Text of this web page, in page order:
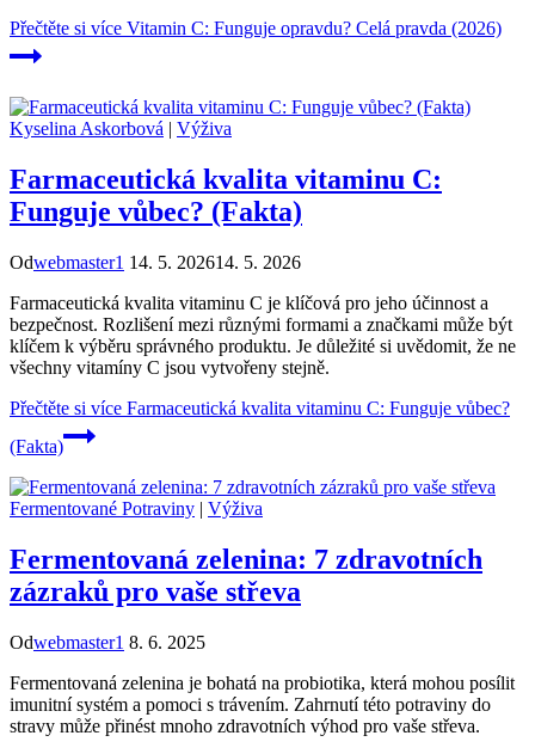
Přečtěte si více Vitamin C: Funguje opravdu? Celá pravda (2026)
Kyselina Askorbová | Výživa
Farmaceutická kvalita vitaminu C:
Funguje vůbec? (Fakta)
Odwebmaster1 14. 5. 202614. 5. 2026
Farmaceutická kvalita vitaminu C je klíčová pro jeho účinnost a
bezpečnost. Rozlišení mezi různými formami a značkami může být
klíčem k výběru správného produktu. Je důležité si uvědomit, že ne
všechny vitamíny C jsou vytvořeny stejně.
Přečtěte si více Farmaceutická kvalita vitaminu C: Funguje vůbec?
(Fakta)
Fermentované Potraviny | Výživa
Fermentovaná zelenina: 7 zdravotních
zázraků pro vaše střeva
Odwebmaster1 8. 6. 2025
Fermentovaná zelenina je bohatá na probiotika, která mohou posílit
imunitní systém a pomoci s trávením. Zahrnutí této potraviny do
stravy může přinést mnoho zdravotních výhod pro vaše střeva.